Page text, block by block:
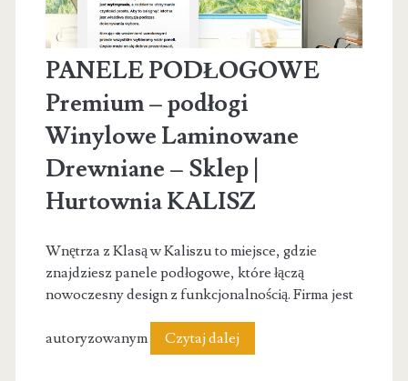
PANELE PODŁOGOWE
Premium – podłogi
Winylowe Laminowane
Drewniane – Sklep |
Hurtownia KALISZ
Wnętrza z Klasą w Kaliszu to miejsce, gdzie
znajdziesz panele podłogowe, które łączą
nowoczesny design z funkcjonalnością. Firma jest
autoryzowanym Czytaj dalejPANELE